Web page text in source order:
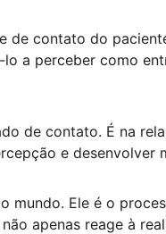
de contato do
a perceber como
de contato. É na
e desenvolver
Ele é o
apenas reage à